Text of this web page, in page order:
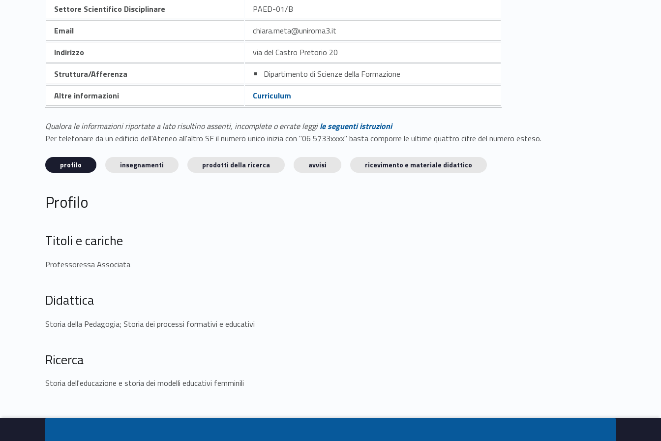
Settore Scientifico Disciplinare
PAED-01/B
Email
chiara.meta@uniroma3.it
Indirizzo
via del Castro Pretorio 20
Struttura/Afferenza
Dipartimento di Scienze della Formazione
Altre informazioni
Curriculum
Qualora le informazioni riportate a lato risultino assenti, incomplete o errate leggile seguenti istruzioni
Per telefonare da un edificio dell'Ateneo all'altro SE il numero unico inizia con "06 5733xxxx" basta comporre le ultime quattro cifre del numero esteso.
profilo insegnamenti prodotti della ricerca avvisi ricevimento e materiale didattico
Profilo
Titoli e cariche
Professoressa Associata
Didattica
Storia della Pedagogia; Storia dei processi formativi e educativi
Ricerca
Storia dell'educazione e storia dei modelli educativi femminili